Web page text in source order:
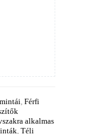
Férfi
alkalmas
Téli